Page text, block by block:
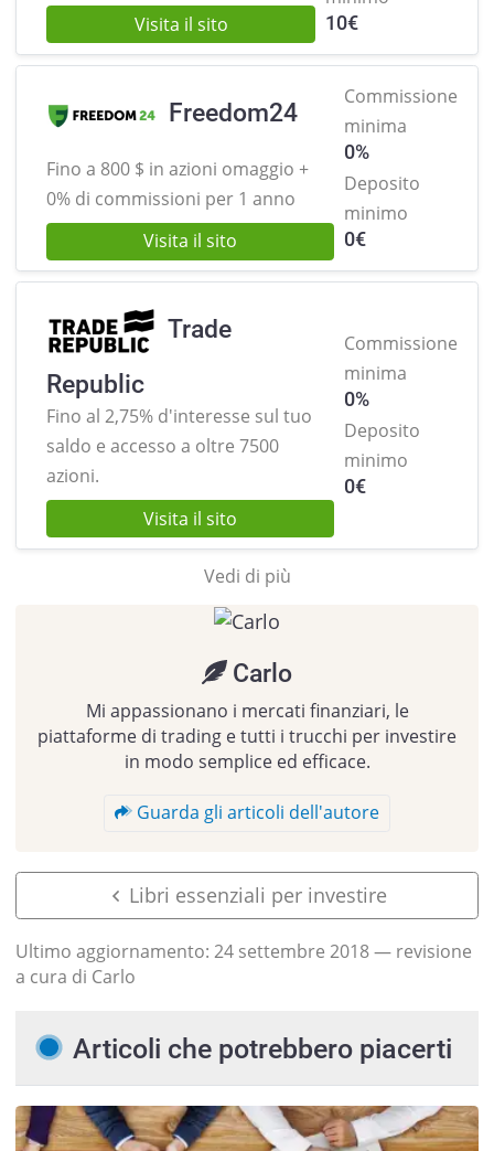
Visita il sito 10€
Freedom24
Fino a 800 $ in azioni omaggio +
0% di commissioni per 1 anno
Visita il sito
Commissione
minima
0%
Deposito
minimo
0€
Trade
Republic
Fino al 2,75% d'interesse sul tuo
saldo eaccesso a oltre 7500
azioni.
Visita il sito
Commissione
minima
0%
Deposito
minimo
0€
Vedi di più
Carlo
Mi appassionano i mercati finanziari, le
piattaforme di trading e tutti i trucchi per investire
in modo semplice ed efficace.
Guarda gli articoli dell'autore
Libri essenziali per investire
Ultimo aggiornamento: 24 settembre 2018— revisione
a cura di Carlo
Articoli che potrebbero piacerti